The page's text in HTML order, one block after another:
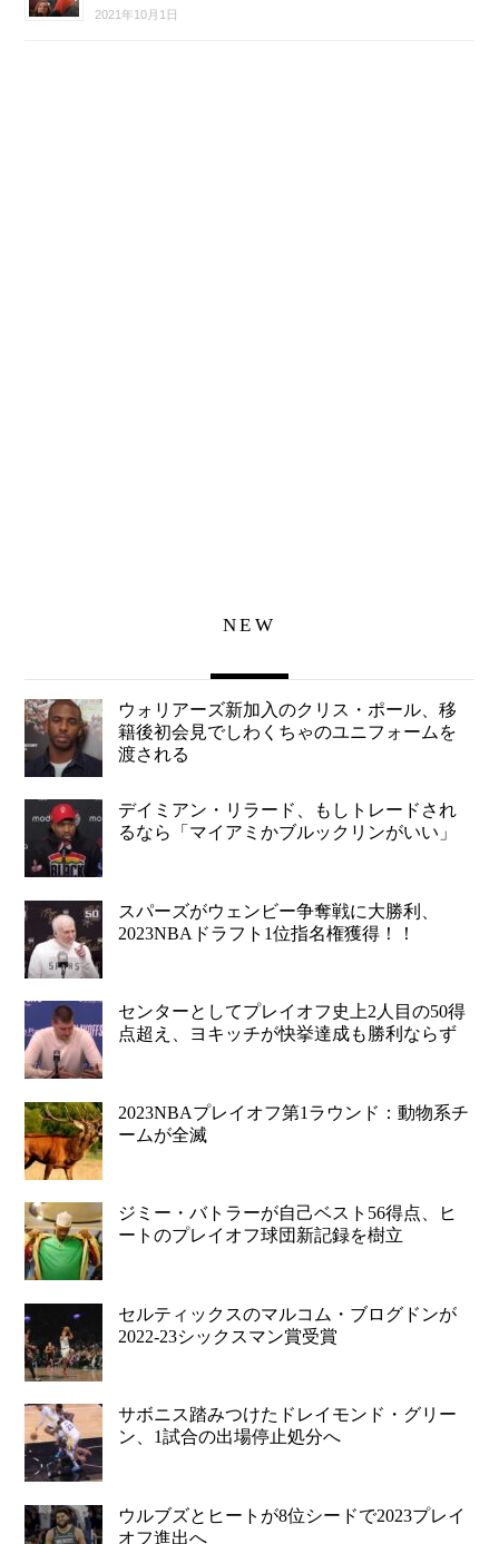
2021年10月1日
NEW
ウォリアーズ新加入のクリス・ポール、移
籍後初会見でしわくちゃのユニフォームを
渡される
デイミアン・リラード、もしトレードされ
るなら「マイアミかブルックリンがいい」
スパーズがウェンビー争奪戦に大勝利、
2023NBAドラフト1位指名権獲得！！
センターとしてプレイオフ史上2人目の50得
点超え、ヨキッチが快挙達成も勝利ならず
2023NBAプレイオフ第1ラウンド：動物系チ
ームが全滅
ジミー・バトラーが自己ベスト56得点、ヒ
ートのプレイオフ球団新記録を樹立
セルティックスのマルコム・ブログドンが
2022-23シックスマン賞受賞
サボニス踏みつけたドレイモンド・グリー
ン、1試合の出場停止処分へ
ウルブズとヒートが8位シードで2023プレイ
オフ進出へ